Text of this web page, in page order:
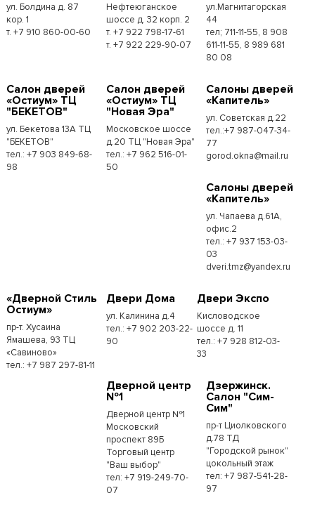
ул. Болдина д. 87
кор. 1
т. +7 910 860-00-60
Нефтеюганское
шоссе д. 32 корп. 2
т. +7 922 798-17-61
т. +7 922 229-90-07
ул.Магнитагорская
44
тел; 711-11-55, 8 908
611-11-55, 8 989 681
80 08
Cалон дверей
«Остиум» ТЦ
"БЕКЕТОВ"
ул. Бекетова 13А ТЦ
"БЕКЕТОВ"
тел.: +7 903 849-68-
98
Cалон дверей
«Остиум» ТЦ
"Новая Эра"
Московское шоссе
д.20 ТЦ "Новая Эра"
тел.: +7 962 516-01-
50
Cалоны дверей
«Капитель»
ул. Советская д.22
тел.:+7 987-047-34-
77
gorod.okna@mail.ru
Cалоны дверей
«Капитель»
ул. Чапаева д.61А,
офис.2
тел.: +7 937 153-03-
03
dveri.tmz@yandex.ru
«Дверной Стиль
Остиум»
пр-т. Хусаина
Ямашева, 93 ТЦ
«Савиново»
тел.: +7 987 297-81-11
Двери Дома
ул. Калинина д.4
тел.: +7 902 203-22-
90
Двери Экспо
Кисловодское
шоссе д. 11
тел.: +7 928 812-03-
33
Дверной центр
№1
Дверной центр №1
Московский
проспект 89Б
Торговый центр
"Ваш выбор"
тел: +7 919-249-70-
07
Дзержинск.
Салон "Сим-
Сим"
пр-т Циолковского
д.78 ТД
"Городской рынок"
цокольный этаж
тел: +7 987-541-28-
97